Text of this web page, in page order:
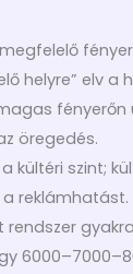
helyre” elv a
fényerőn
öregedés.
kültéri szint;
reklámhatást.